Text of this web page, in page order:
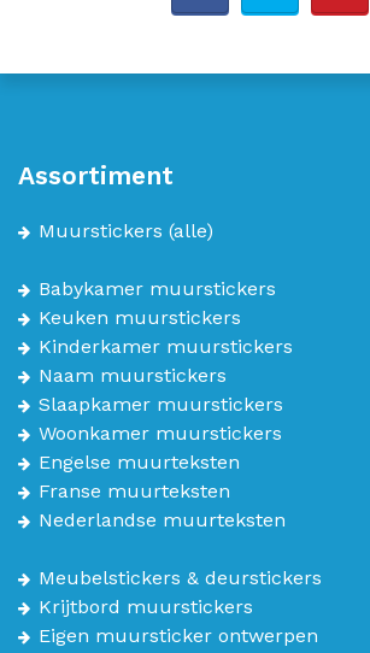
Assortiment
Muurstickers (alle)
Babykamer muurstickers
Keuken muurstickers
Kinderkamer muurstickers
Naam muurstickers
Slaapkamer muurstickers
Woonkamer muurstickers
Engelse muurteksten
Franse muurteksten
Nederlandse muurteksten
Meubelstickers & deurstickers
Krijtbord muurstickers
Eigen muursticker ontwerpen